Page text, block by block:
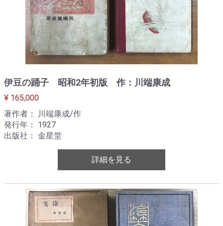
伊豆の踊子 昭和2年初版 作：川端康成
¥ 165,000
著作者： 川端康成/作
発行年： 1927
出版社： 金星堂
詳細を見る